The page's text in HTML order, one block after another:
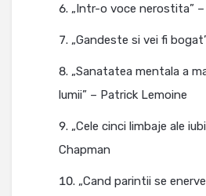
„Intr-o voce nerostita”
„Gandeste si vei fi
„Sanatatea mentala a
lumii” – Patrick Lemoine
„Cele cinci limbaje ale
Chapman
„Cand parintii se